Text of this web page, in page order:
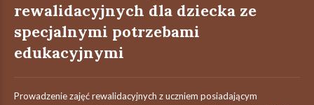
rewalidacyjnych dla dziecka ze
specjalnymi potrzebami
edukacyjnymi
Prowadzenie zajęć rewalidacyjnych z uczniem posiadającym